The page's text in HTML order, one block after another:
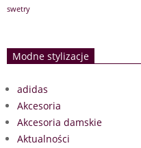
swetry
Modne stylizacje
adidas
Akcesoria
Akcesoria damskie
Aktualności